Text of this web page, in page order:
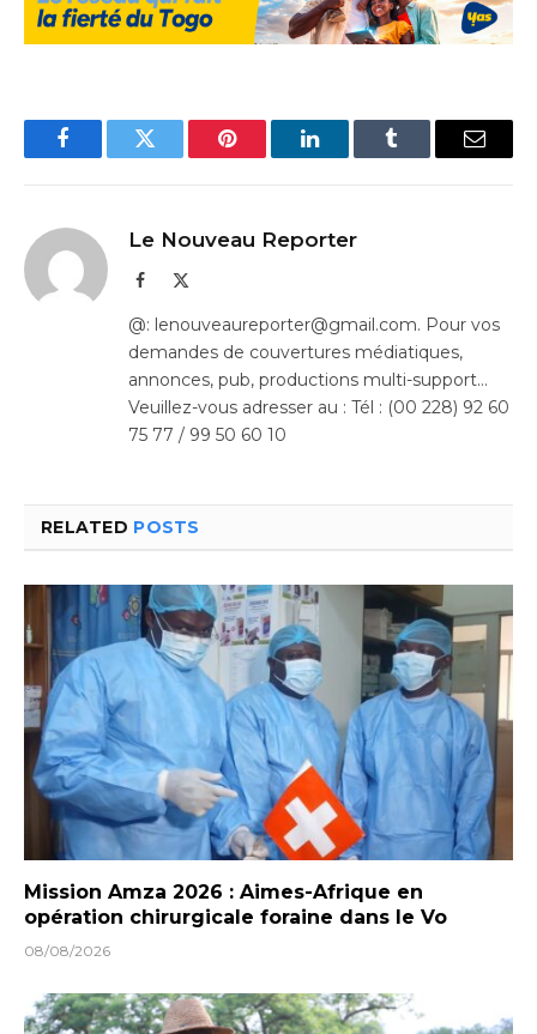
FacebookTwitter Pinterest LinkedInTumblr Email
Le Nouveau Reporter
Facebook
@: lenouveaureporter@gmail.com. Pour vos
demandes de couvertures médiatiques,
annonces, pub, productions multi-support…
Veuillez-vous adresser au : Tél : (00 228) 92 60
75 77 / 99 50 60 10
RELATED POSTS
Mission Amza 2026 : Aimes-Afrique en
opération chirurgicale foraine dans le Vo
08/08/2026